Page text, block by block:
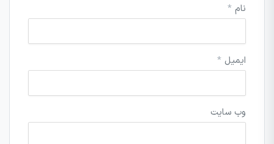
نام *
ایمیل *
وب‌ سایت